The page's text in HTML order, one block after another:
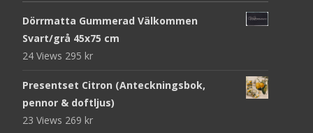
Dörrmatta Gummerad Välkommen
Svart/grå 45x75 cm
24 Views 295 kr
Presentset Citron (Anteckningsbok,
pennor & doftljus)
23 Views 269 kr